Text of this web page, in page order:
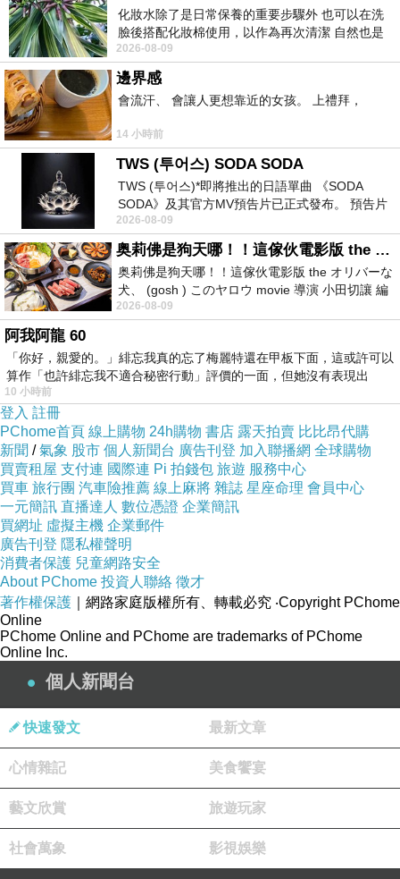
化妝水除了是日常保養的重要步驟外 也可以在洗
臉後搭配化妝棉使用，以作為再次清潔 自然也是
我的保養必備品項 不過，我對於化妝
2026-08-09
邊界感
會流汗、 會讓人更想靠近的女孩。 上禮拜，
14 小時前
TWS (투어스) SODA SODA
TWS (투어스)*即將推出的日語單曲 《SODA
SODA》及其官方MV預告片已正式發布。 預告片
一經發布， 就引發了粉絲們對這次夏季回
2026-08-09
奥莉佛是狗天哪！！這傢伙電影版 the オリバーな犬、 (gosh ) このヤロウ movie
奥莉佛是狗天哪！！這傢伙電影版 the オリバーな
犬、 (gosh ) このヤロウ movie 導演 小田切讓 編
劇: 小田切讓 主演: 小田切讓
2026-08-09
阿我阿龍 60
「你好，親愛的。」緋忘我真的忘了梅麗特還在甲板下面，這或許可以
算作「也許緋忘我不適合秘密行動」評價的一面，但她沒有表現出
10 小時前
登入 註冊
PChome首頁 線上購物 24h購物 書店 露天拍賣 比比昂代購
新聞 /氣象 股市 個人新聞台 廣告刊登 加入聯播網 全球購物
買賣租屋 支付連 國際連 Pi 拍錢包 旅遊 服務中心
買車 旅行團 汽車險推薦 線上麻將 雜誌 星座命理 會員中心
一元簡訊 直播達人 數位憑證 企業簡訊
買網址 虛擬主機 企業郵件
廣告刊登 隱私權聲明
消費者保護 兒童網路安全
About PChome 投資人聯絡 徵才
著作權保護 ｜網路家庭版權所有、轉載必究 ‧Copyright PChome
Online
PChome Online and PChome are trademarks of PChome
Online Inc.
個人新聞台
快速發文 最新文章
心情雜記 美食饗宴
藝文欣賞 旅遊玩家
社會萬象 影視娛樂